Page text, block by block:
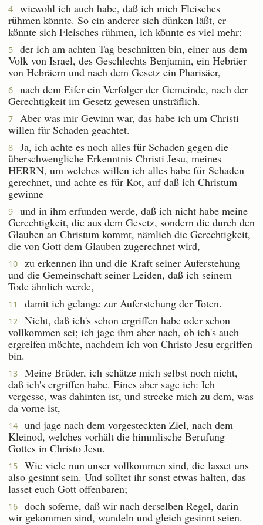
4
wiewohl ich auch habe, daß ich mich Fleisches
rühmen könnte. So ein anderer sich dünken läßt, er
könnte sich Fleisches rühmen, ich könnte es viel mehr:
5
der ich am achten Tag beschnitten bin, einer aus dem
Volk von Israel, des Geschlechts Benjamin, ein Hebräer
von Hebräern und nach dem Gesetz ein Pharisäer,
6
nach dem Eifer ein Verfolger der Gemeinde, nach der
Gerechtigkeit im Gesetz gewesen unsträflich.
7
Aber was mir Gewinn war, das habe ich um Christi
willen für Schaden geachtet.
8
Ja, ich achte es noch alles für Schaden gegen die
überschwengliche Erkenntnis Christi Jesu, meines
HERRN, um welches willen ich alles habe für Schaden
gerechnet, und achte es für Kot, auf daß ich Christum
gewinne
9
und in ihm erfunden werde, daß ich nicht habe meine
Gerechtigkeit, die aus dem Gesetz, sondern die durch den
Glauben an Christum kommt, nämlich die Gerechtigkeit,
die von Gott dem Glauben zugerechnet wird,
10
zu erkennen ihn und die Kraft seiner Auferstehung
und die Gemeinschaft seiner Leiden, daß ich seinem
Tode ähnlich werde,
11 damit ich gelange zur Auferstehung der Toten.
12
Nicht, daß ich's schon ergriffen habe oder schon
vollkommen sei; ich jage ihm aber nach, ob ich's auch
ergreifen möchte, nachdem ich von Christo Jesu ergriffen
bin.
13
Meine Brüder, ich schätze mich selbst noch nicht,
daß ich's ergriffen habe. Eines aber sage ich: Ich
vergesse, was dahinten ist, und strecke mich zu dem, was
da vorne ist,
14
und jage nach dem vorgesteckten Ziel, nach dem
Kleinod, welches vorhält die himmlische Berufung
Gottes in Christo Jesu.
15
Wie viele nun unser vollkommen sind, die lasset uns
also gesinnt sein. Und solltet ihr sonst etwas halten, das
lasset euch Gott offenbaren;
16
doch soferne, daß wir nach derselben Regel, darin
wir gekommen sind, wandeln und gleich gesinnt seien.